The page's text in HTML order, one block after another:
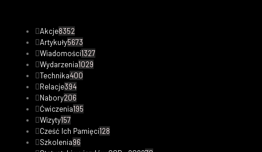
Akcje8352
Artykuły5673
Wiadomości1327
Wydarzenia1029
Technika400
Relacje394
Nabory206
Ćwiczenia195
Wizyty157
Cześć Ich Pamięci128
Szkolenia96